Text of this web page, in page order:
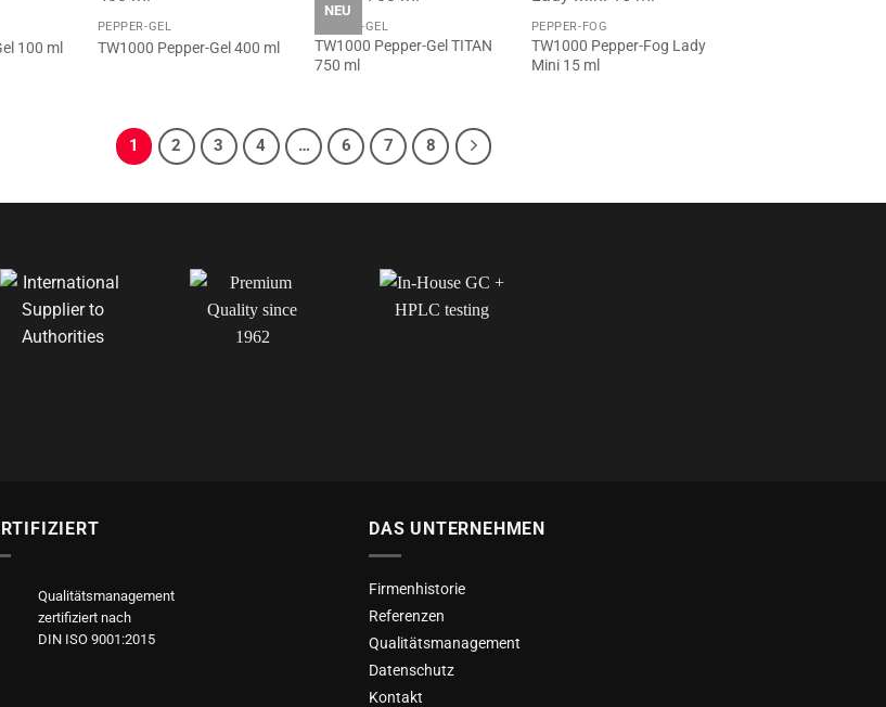
100 ml
PEPPER-GEL
TW1000 Pepper-Gel 400 ml
NEU
PEPPER-GEL
TW1000 Pepper-Gel TITAN
750 ml
PEPPER-FOG
TW1000 Pepper-Fog Lady
Mini 15 ml
1 2 3 4 … 6 7 8
Qualitätsmanagement
zertifiziert nach
DIN ISO 9001:2015
DAS UNTERNEHMEN
Firmenhistorie
Referenzen
Qualitätsmanagement
Datenschutz
Kontakt